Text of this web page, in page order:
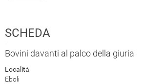
SCHEDA
Bovini davanti al palco della giuria
Località
Eboli